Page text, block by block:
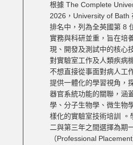
根據 The Complete
2026，University of Bath
排名中，列為全英國第 8
實務與科研並重，旨在培
現、開發及測試中的核心
對實驗室工作及人類疾病
不想直接從事面對病人工
提供一體化的學習視角，
器官系統功能的關聯，涵
學、分子生物學、微生物
樣化的實驗室技術培訓 。
二與第三年之間選擇為期
（Professional